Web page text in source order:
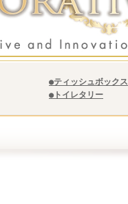
●ティッシュボックス
●トイレタリー